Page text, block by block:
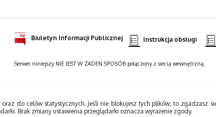
Biuletyn Informacji Publicznej Instrukcja obsługi
Serwer niniejszy NIE JEST W ŻADEN SPOSÓB połączony z siecią wewnętrzną.
do celów statystycznych. Jeśli nie blokujesz tych plików, to zgadzasz
Brak zmiany ustawienia przeglądarki oznacza wyrażenie zgody.